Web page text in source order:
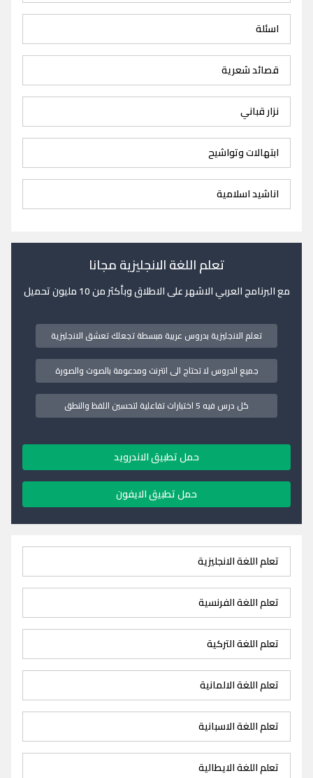
اسئلة
قصائد شعرية
نزار قباني
ابتهالات وتواشيح
اناشيد اسلامية
تعلم اللغة الانجليزية مجانا
مع البرنامج العربي الاشهر على الاطلاق وبأكثر من 10 مليون تحميل
تعلم الانجليزية بدروس عربية مبسطة تجعلك تعشق الانجليزية
جميع الدروس لا تحتاج الى انترنت ومدعومة بالصوت والصورة
كل درس فيه 5 اختبارات تفاعلية لتحسين اللفظ والنطق
حمل تطبيق الاندرويد
حمل تطبيق الايفون
تعلم اللغة الانجليزية
تعلم اللغة الفرنسية
تعلم اللغة التركية
تعلم اللغة الالمانية
تعلم اللغة الاسبانية
تعلم اللغة الايطالية